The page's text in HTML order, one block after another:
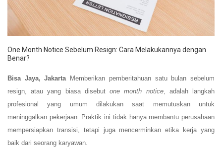
One Month Notice Sebelum Resign: Cara Melakukannya dengan
Benar?
Bisa Jaya, Jakarta Memberikan pemberitahuan satu bulan sebelum
resign, atau yang biasa disebutone month notice, adalah langkah
profesional yang umum dilakukan saat memutuskan untuk
meninggalkan pekerjaan. Praktik ini tidak hanya membantu perusahaan
mempersiapkan transisi, tetapi juga mencerminkan etika kerja yang
baik dari seorang karyawan.